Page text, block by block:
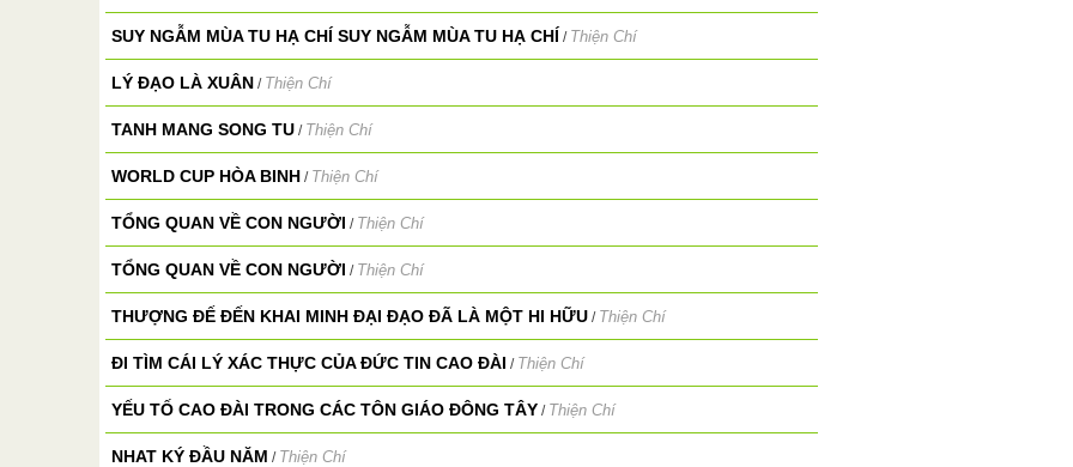
SUY NGẪM MÙA TU HẠ CHÍ SUY NGẪM MÙA TU HẠ CHÍ / Thiện Chí
LÝ ĐẠO LÀ XUÂN / Thiện Chí
TANH MANG SONG TU / Thiện Chí
WORLD CUP HÒA BINH / Thiện Chí
TỔNG QUAN VỀ CON NGƯỜI / Thiện Chí
TỔNG QUAN VỀ CON NGƯỜI / Thiện Chí
THƯỢNG ĐẾ ĐẾN KHAI MINH ĐẠI ĐẠO ĐÃ LÀ MỘT HI HỮU / Thiện Chí
ĐI TÌM CÁI LÝ XÁC THỰC CỦA ĐỨC TIN CAO ĐÀI / Thiện Chí
YẾU TỐ CAO ĐÀI TRONG CÁC TÔN GIÁO ĐÔNG TÂY / Thiện Chí
NHAT KÝ ĐẦU NĂM / Thiện Chí